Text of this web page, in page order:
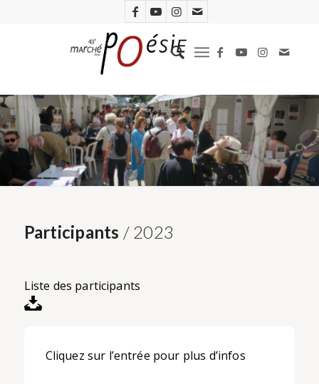
Participants / 2023
Liste des participants
Cliquez sur l’entrée pour plus d’infos